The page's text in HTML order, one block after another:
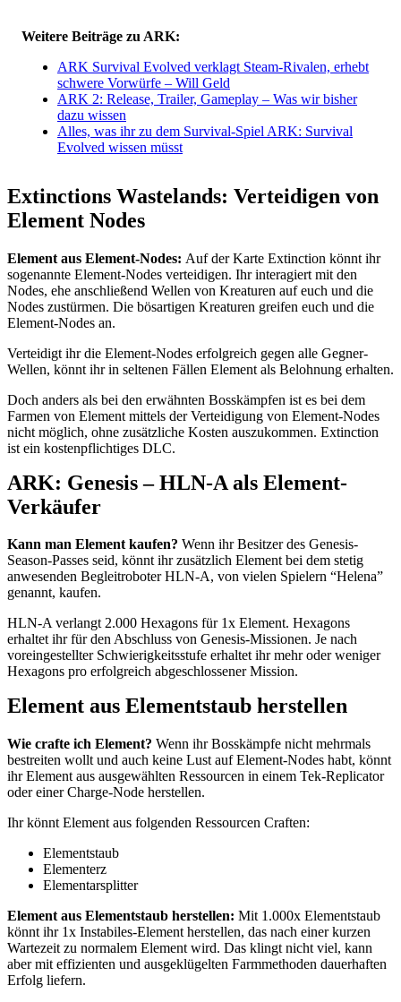
Weitere Beiträge zu ARK:
ARK Survival Evolved verklagt Steam-Rivalen, erhebt
schwere Vorwürfe – Will Geld
ARK 2: Release, Trailer, Gameplay – Was wir bisher
dazu wissen
Alles, was ihr zu dem Survival-Spiel ARK: Survival
Evolved wissen müsst
Extinctions Wastelands: Verteidigen von
Element Nodes
Element aus Element-Nodes: Auf der Karte Extinction könnt ihr
sogenannte Element-Nodes verteidigen. Ihr interagiert mit den
Nodes, ehe anschließend Wellen von Kreaturen auf euch und die
Nodes zustürmen. Die bösartigen Kreaturen greifen euch und die
Element-Nodes an.
Verteidigt ihr die Element-Nodes erfolgreich gegen alle Gegner-
Wellen, könnt ihr in seltenen Fällen Element als Belohnung erhalten.
Doch anders als bei den erwähnten Bosskämpfen ist es bei dem
Farmen von Element mittels der Verteidigung von Element-Nodes
nicht möglich, ohne zusätzliche Kosten auszukommen. Extinction
ist ein kostenpflichtiges DLC.
ARK: Genesis – HLN-A als Element-
Verkäufer
Kann man Element kaufen? Wenn ihr Besitzer des Genesis-
Season-Passes seid, könnt ihr zusätzlich Element bei dem stetig
anwesenden Begleitroboter HLN-A, von vielen Spielern “Helena”
genannt, kaufen.
HLN-A verlangt 2.000 Hexagons für 1x Element. Hexagons
erhaltet ihr für den Abschluss von Genesis-Missionen. Je nach
voreingestellter Schwierigkeitsstufe erhaltet ihr mehr oder weniger
Hexagons pro erfolgreich abgeschlossener Mission.
Element aus Elementstaub herstellen
Wie crafte ich Element? Wenn ihr Bosskämpfe nicht mehrmals
bestreiten wollt und auch keine Lust auf Element-Nodes habt, könnt
ihr Element aus ausgewählten Ressourcen in einem Tek-Replicator
oder einer Charge-Node herstellen.
Ihr könnt Element aus folgenden Ressourcen Craften:
Elementstaub
Elementerz
Elementarsplitter
Element aus Elementstaub herstellen: Mit 1.000x Elementstaub
könnt ihr 1x Instabiles-Element herstellen, das nach einer kurzen
Wartezeit zu normalem Element wird. Das klingt nicht viel, kann
aber mit effizienten und ausgeklügelten Farmmethoden dauerhaften
Erfolg liefern.